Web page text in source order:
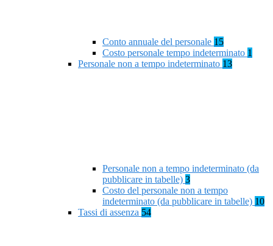
Conto annuale del personale 15
Costo personale tempo indeterminato 1
Personale non a tempo indeterminato 13
Personale non a tempo indeterminato (da
pubblicare in tabelle) 3
Costo del personale non a tempo
indeterminato (da pubblicare in tabelle) 10
Tassi di assenza 54